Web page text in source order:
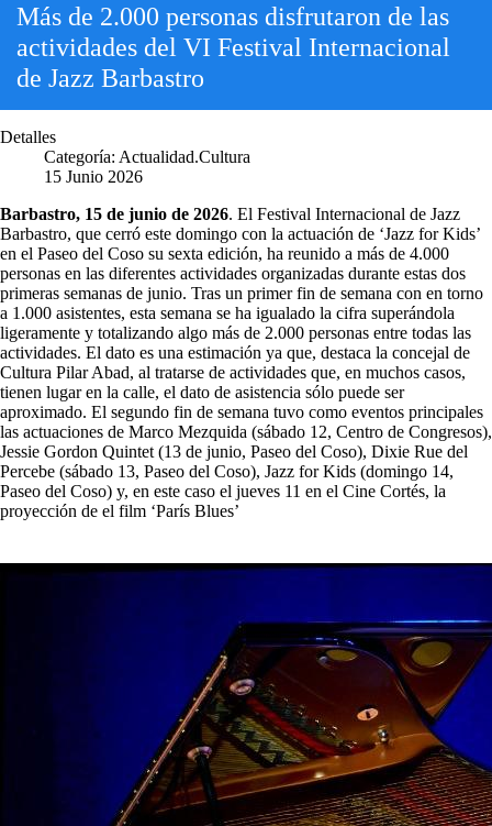
Más de 2.000 personas disfrutaron de las
actividades del VI Festival Internacional
de Jazz Barbastro
Detalles
Categoría: Actualidad.Cultura
15 Junio 2026
Barbastro, 15 de junio de 2026. El Festival Internacional de Jazz
Barbastro, que cerró este domingo con la actuación de ‘Jazz for Kids’
en el Paseo del Coso su sexta edición, ha reunido a más de 4.000
personas en las diferentes actividades organizadas durante estas dos
primeras semanas de junio. Tras un primer fin de semana con en torno
a 1.000 asistentes, esta semana se ha igualado la cifra superándola
ligeramente y totalizando algo más de 2.000 personas entre todas las
actividades. El dato es una estimación ya que, destaca la concejal de
Cultura Pilar Abad, al tratarse de actividades que, en muchos casos,
tienen lugar en la calle, el dato de asistencia sólo puede ser
aproximado. El segundo fin de semana tuvo como eventos principales
las actuaciones de Marco Mezquida (sábado 12, Centro de Congresos),
Jessie Gordon Quintet (13 de junio, Paseo del Coso), Dixie Rue del
Percebe (sábado 13, Paseo del Coso), Jazz for Kids (domingo 14,
Paseo del Coso) y, en este caso el jueves 11 en el Cine Cortés, la
proyección de el film ‘París Blues’